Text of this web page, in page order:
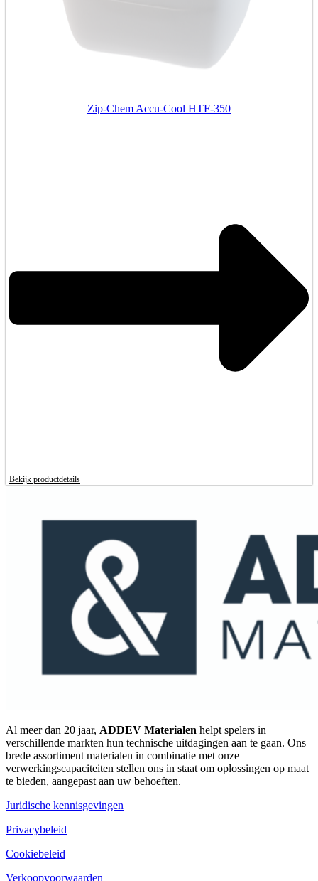
Zip-Chem Accu-Cool HTF-350
Bekijk productdetails
Al meer dan 20 jaar, ADDEV Materialen helpt spelers in
verschillende markten hun technische uitdagingen aan te gaan. Ons
brede assortiment materialen in combinatie met onze
verwerkingscapaciteiten stellen ons in staat om oplossingen op maat
te bieden, aangepast aan uw behoeften.
Juridische kennisgevingen
Privacybeleid
Cookiebeleid
Verkoopvoorwaarden